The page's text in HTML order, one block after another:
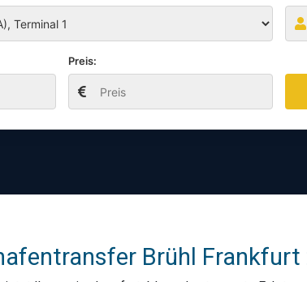
Preis:
Brühl